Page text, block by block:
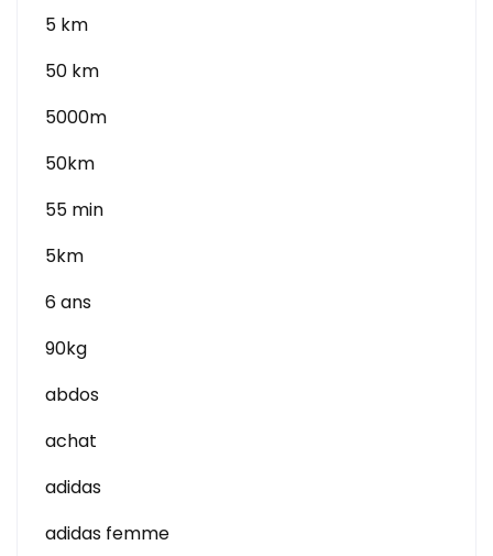
5 km
50 km
5000m
50km
55 min
5km
6 ans
90kg
abdos
achat
adidas
adidas femme